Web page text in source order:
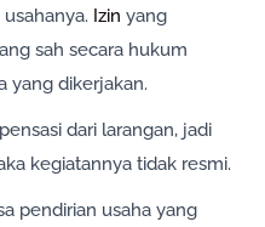
Izin yang
sah secara hukum
yang dikerjakan.
dari larangan, jadi
kegiatannya tidak resmi.
pendirian usaha yang